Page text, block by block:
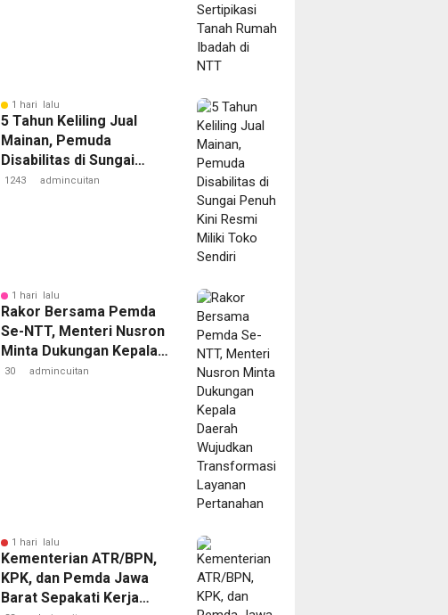
1 hari lalu
5 Tahun Keliling Jual
Mainan, Pemuda
Disabilitas di Sungai
Penuh Kini Resmi Miliki
1243 admincuitan
1 hari lalu
Rakor Bersama Pemda
Se-NTT, Menteri Nusron
Minta Dukungan Kepala
Daerah Wujudkan
30 admincuitan
1 hari lalu
Kementerian ATR/BPN,
KPK, dan Pemda Jawa
Barat Sepakati Kerja